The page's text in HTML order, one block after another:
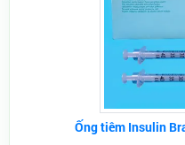
Ống tiêm Insulin